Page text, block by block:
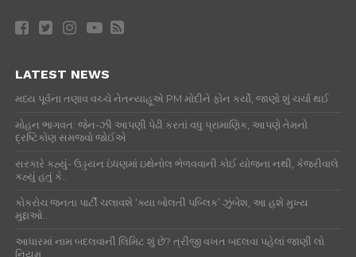
LATEST NEWS
મધ્ય પૂર્વના તણાવ વચ્ચે નેતન્યાહૂએ PM મોદીને ફોન કર્યો, જાણો શું ચર્ચા થઈ
મોહન ભાગવત: જેન-ઝી આપણી પેઢી કરતાં વધુ પ્રામાણિક, આપણે તેમનો
દ્રષ્ટિકોણ સમજવો જોઈએ
સરકારે કહ્યું- ઉડ્ડયન ઇંધણમાં ઇથેનોલ ભેળવવાની કોઈ યોજના નથી, કેજરીવાલે
કહ્યું હતું કે..
કોકરોચ જનતા પાર્ટી ચલાવશે ‘ક્યા બોલતી પબ્લિક’ ઝુંબેશ, આ હશે મુખ્ય
મુદ્દાઓ..
આધારમાં નામ બદલવાની લિમિટ શું છે? ત્રીજી વખત બદલવા પહેલાં જાણી લો
નિયમ